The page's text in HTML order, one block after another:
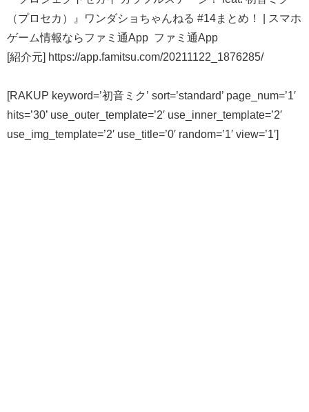
（プロセカ）』ワンダショちゃんねる #14まとめ！ | スマホ
ゲーム情報ならファミ通App ファミ通App
[紹介元] https://app.famitsu.com/20211122_1876285/
[RAKUP keyword=’初音ミク’ sort=’standard’ page_num=’1′
hits=’30’ use_outer_template=’2′ use_inner_template=’2′
use_img_template=’2′ use_title=’0′ random=’1′ view=’1′]